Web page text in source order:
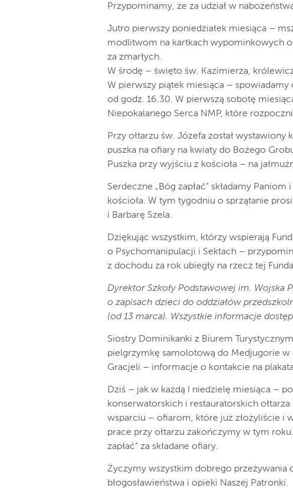
Przypominamy, że za udział w
Jutro pierwszy poniedziałek miesiąca –
modlitwom na kartkach wypominkowych
za zmarłych.
W środę – święto św. Kazimierza,
W pierwszy piątek miesiąca – spowiadamy
od godz. 16.30. W pierwszą sobotę
Niepokalanego Serca NMP, które
Przy ołtarzu św. Józefa został
puszka na ofiary na kwiaty do Bożego
Puszka przy wyjściu z kościoła – na
Serdeczne „Bóg zapłać” składamy
kościoła. W tym tygodniu o sprzątanie
i Barbarę Szela.
Dziękując wszystkim, którzy wspierają
o Psychomanipulacji i Sektach –
z dochodu za rok ubiegły na rzecz tej
Dyrektor Szkoły Podstawowej im. Wojska
o zapisach dzieci do oddziałów
(od 13 marca). Wszystkie informacje
Siostry Dominikanki z Biurem
pielgrzymkę samolotową do Medjugorie w
Gracjeli – informacje o kontakcie na
Dziś – jak w każdą I niedzielę miesiąca –
konserwatorskich i restauratorskich
wsparciu – ofiarom, które już złożyliście i
prace przy ołtarzu zakończymy w tym
zapłać” za składane ofiary.
Życzymy wszystkim dobrego przeżywania
błogosławieństwa i opieki Naszej Patronki.